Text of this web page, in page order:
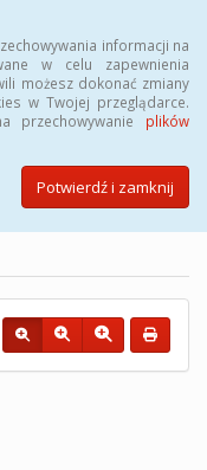
informacji na
w celu zapewnienia
możesz dokonać zmiany
w Twojej przeglądarce.
przechowywanie plików
Potwierdź i zamknij
Pracy w